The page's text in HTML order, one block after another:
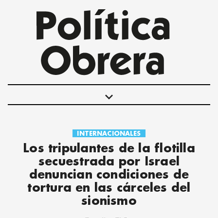
keyboard_arrow_down
POLÍTICAS
INTERNACIONALES
MOVIMIENTO OBRERO
MUJER
ECONOMÍA
SOCIEDAD Y CULTURA
INTERNACIONALES
Los tripulantes de la flotilla
secuestrada por Israel
denuncian condiciones de
tortura en las cárceles del
sionismo